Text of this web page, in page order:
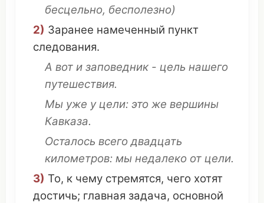
бесцельно, бесполезно)
2) Заранее намеченный пункт
следования.
А вот и заповедник - цель нашего
путешествия.
Мы уже у цели: это же вершины
Кавказа.
Осталось всегодвадцать
километров: мы недалеко от цели.
3) То, к чему стремятся, чего хотят
достичь; главная задача, основной